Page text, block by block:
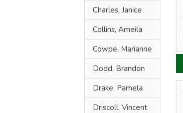
Charles, Janice
Collins, Ameila
Cowpe, Marianne
Dodd, Brandon
Drake, Pamela
Driscoll, Vincent